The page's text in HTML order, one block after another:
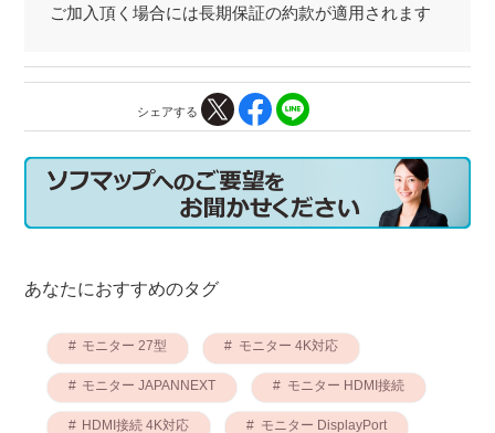
ご加入頂く場合には長期保証の約款が適用されます
シェアする
あなたにおすすめのタグ
モニター 27型 モニター 4K対応
モニター JAPANNEXT モニター HDMI接続
HDMI接続 4K対応 モニター DisplayPort